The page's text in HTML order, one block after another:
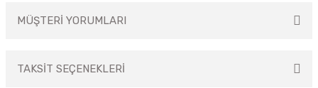
MÜŞTERİ YORUMLARI
TAKSİT SEÇENEKLERİ